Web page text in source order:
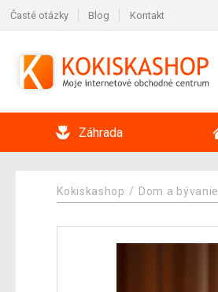
Časté otázky Blog Kontakt
Záhrada
Kokiskashop Dom a bývanie